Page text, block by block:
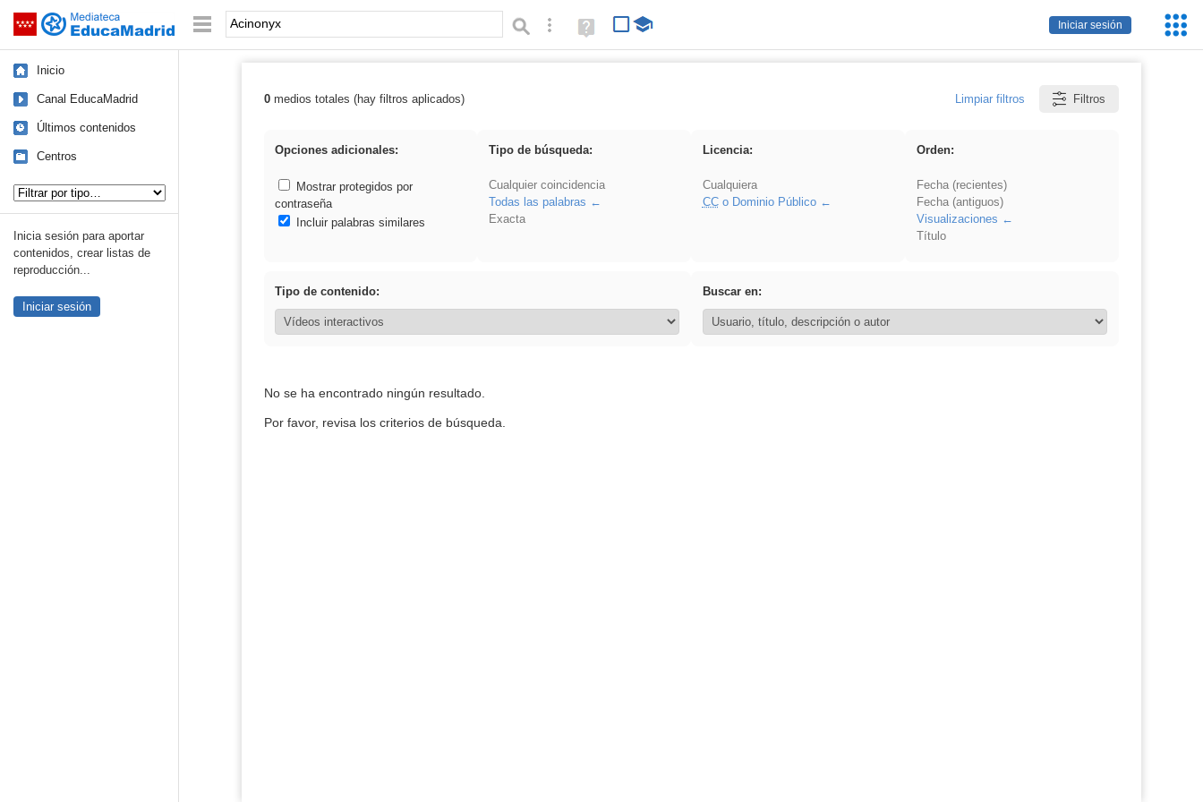
Saltar navegación
Iniciar sesión
Palabra o frase: Búsqueda avanzada
Ayuda
(en
Inicio
Canal EducaMadrid
Últimos contenidos
Centros
Inicia sesión para aportar
contenidos, crear listas de
reproducción...
Iniciar sesión
Resultados de: Acinonyx
0medios totales (hay filtros aplicados) Limpiar filtros Filtros
Opciones adicionales:
Mostrar protegidos por
contraseña
Incluir palabras similares
Tipo de búsqueda:
Cualquier coincidencia
Todas las palabras
Exacta
Licencia:
Cualquiera
CCo Dominio Público
Orden:
Fecha (recientes)
Fecha (antiguos)
Visualizaciones
Título
Tipo de contenido: Buscar en:
No se ha encontrado ningún resultado.
Por favor, revisa los criterios de búsqueda.